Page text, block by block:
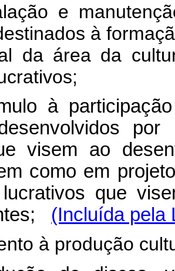
e
à
da área da
à
visem ao
como em
que
(Incluída pela
à produção